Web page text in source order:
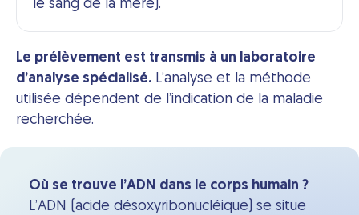
le sang de la mère).
Le prélèvement est transmis à un laboratoire
d’analyse spécialisé. L’analyse et la méthode
utilisée dépendent de l’indication de la maladie
recherchée.
Où se trouve l’ADN dans le corps humain ?
L’ADN (acide désoxyribonucléique) se situe